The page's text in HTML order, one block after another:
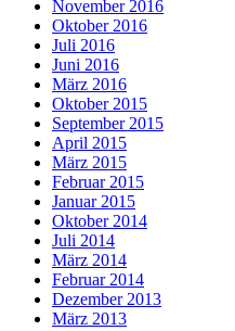
November 2016
Oktober 2016
Juli 2016
Juni 2016
März 2016
Oktober 2015
September 2015
April 2015
März 2015
Februar 2015
Januar 2015
Oktober 2014
Juli 2014
März 2014
Februar 2014
Dezember 2013
März 2013